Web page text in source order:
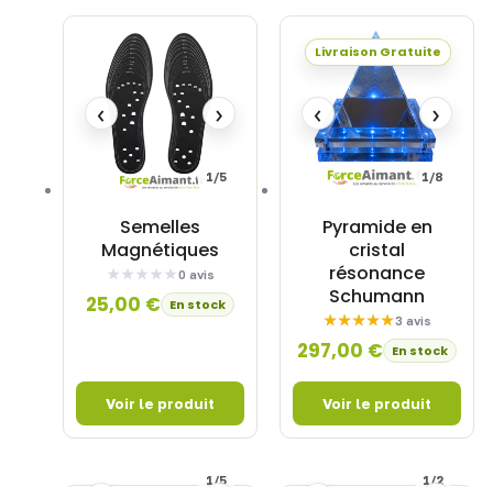
Semelles
Magnétiques
0 avis
25,00 € En stock
‹ ›
1/5
Pyramide en
cristal
résonance
Schumann
3 avis
297,00 € En stock
Livraison Gratuite
‹ ›
1/8
1/5 1/2